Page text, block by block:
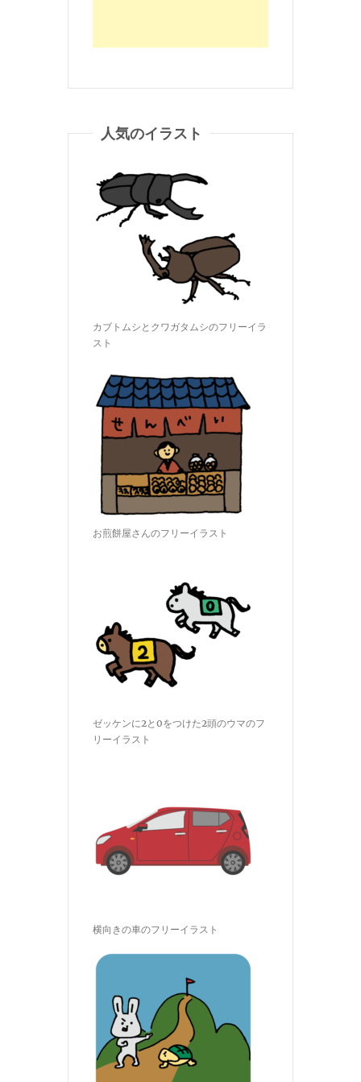
人気のイラスト
カブトムシとクワガタムシのフリーイラ
スト
お煎餅屋さんのフリーイラスト
ゼッケンに2と0をつけた2頭のウマのフ
リーイラスト
横向きの車のフリーイラスト